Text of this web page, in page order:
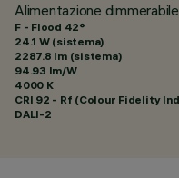
Alimentazione
F - Flood 42°
24.1 W (sistema)
2287.8 lm (sistema)
94.93 lm/W
4000 K
CRI 92 - Rf (Colour Fidelity
DALI-2